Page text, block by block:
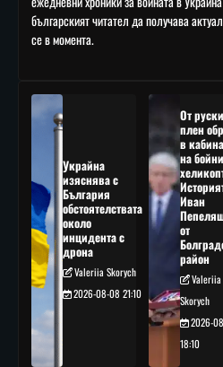
българският читател да получава
се в момента.
Украйна
изяснява с
България
обстоятелствата
около
инцидента с
дрона
Valeriia Skorych
2026-08-08 21:10
От
плен
в
на
Иван
от
район
Valeriia
Skorych
2026-
18:10